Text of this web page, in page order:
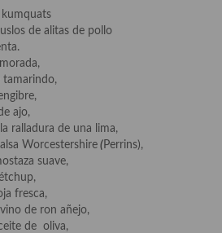
kumquats
de alitas de pollo
tamarindo,
ajo,
ralladura de una lima,
Worcestershire ( Perrins),
suave,
fresca,
de ron añejo,
de oliva,